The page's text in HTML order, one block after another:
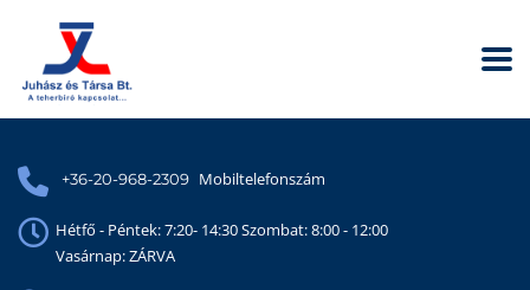
+36-20-968-2309 Mobiltelefonszám
Hétfő - Péntek: 7:20- 14:30 Szombat: 8:00 - 12:00
Vasárnap: ZÁRVA